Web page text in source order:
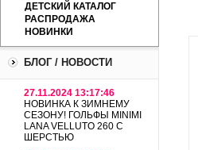
ДЕТСКИЙ КАТАЛОГ
РАСПРОДАЖА
НОВИНКИ
БЛОГ / НОВОСТИ
27.11.2024 13:17:46
НОВИНКА К ЗИМНЕМУ
СЕЗОНУ! ГОЛЬФЫ MINIMI
LANA VELLUTO 260 С
ШЕРСТЬЮ